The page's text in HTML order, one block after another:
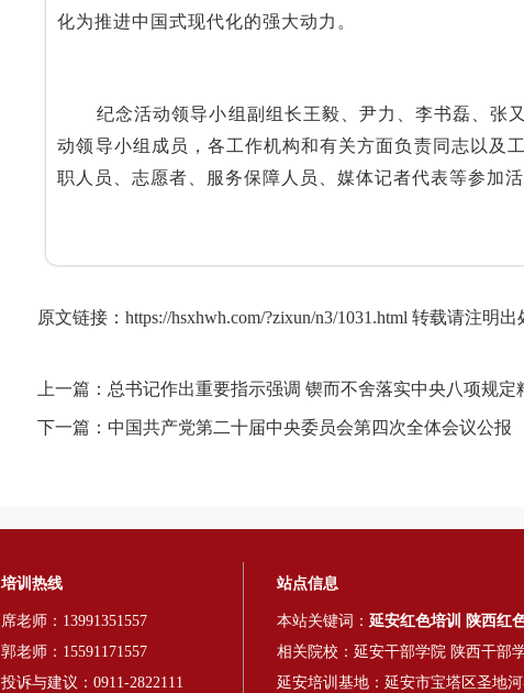
化为推进中国式现代化的强大动力。
纪念活动领导小组副组长王毅、尹力、李书磊、张
动领导小组成员，各工作机构和有关方面负责同志以及
职人员、志愿者、服务保障人员、媒体记者代表等参加活
原文链接：https://hsxhwh.com/?zixun/n3/1031.html 转载请注明出
上一篇： 总书记作出重要指示强调 锲而不舍落实中央八项规
下一篇： 中国共产党第二十届中央委员会第四次全体会议公报
培训热线
席老师：13991351557
郭老师：15591171557
投诉与建议：0911-2822111
站点信息
本站关键词：延安红色培训
陕西红
相关院校： 延安干部学院 陕西干部
延安培训基地：延安市宝塔区圣地